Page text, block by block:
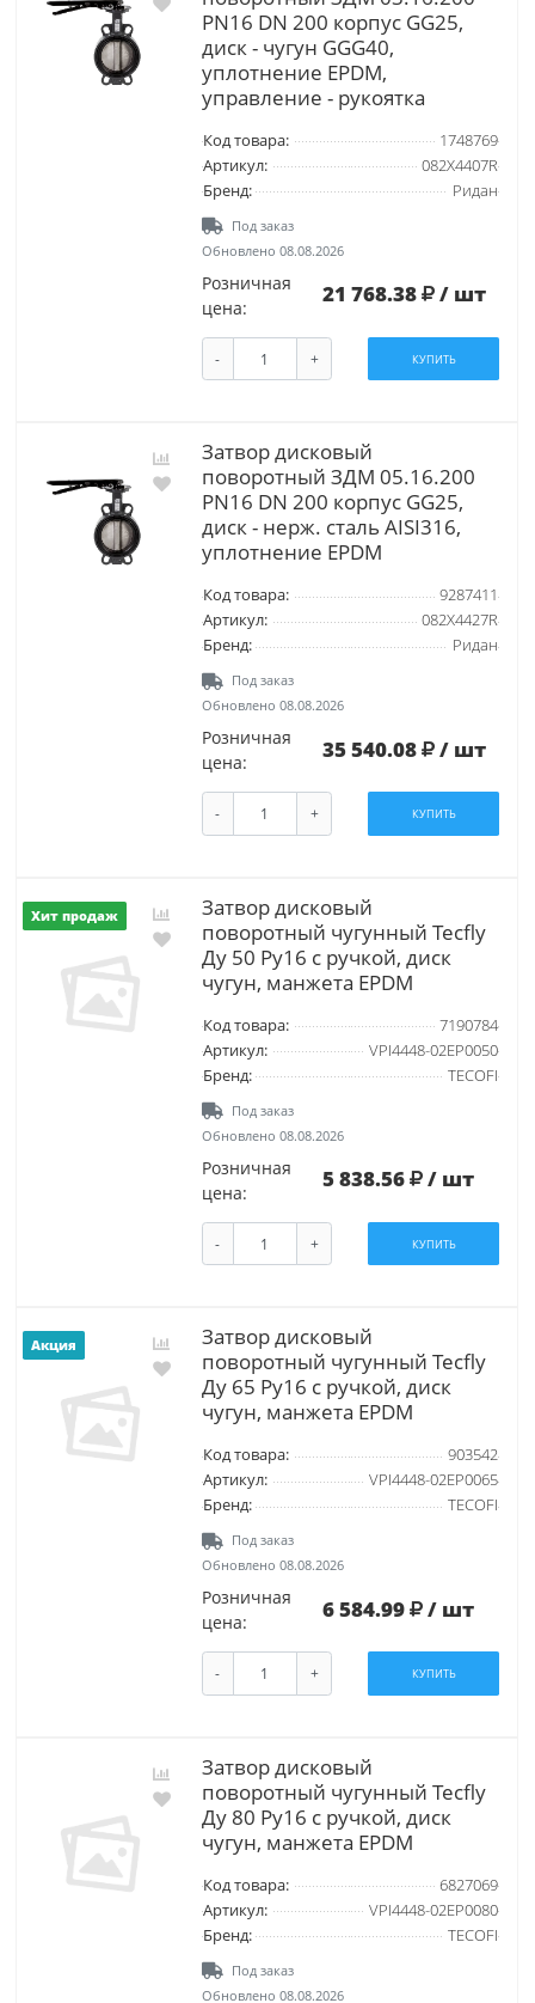
PN16 DN 200 корпус GG25,
диск - чугун GGG40,
уплотнение EPDM,
управление - рукоятка
Код товара:
1748769
Артикул:
082X4407R
Бренд:
Ридан
Под заказ
Обновлено 08.08.2026
Розничная
цена:
21 768.38 / шт
- + КУПИТЬ
Затвор дисковый
поворотный ЗДМ 05.16.200
PN16 DN 200 корпус GG25,
диск - нерж. сталь AISI316,
уплотнение EPDM
Код товара:
9287411
Артикул:
082X4427R
Бренд:
Ридан
Под заказ
Обновлено 08.08.2026
Розничная
цена:
35 540.08 / шт
- + КУПИТЬ
Хит продаж
Затвор дисковый
поворотный чугунный Tecfly
Ду 50 Ру16 с ручкой, диск
чугун, манжета EPDM
Код товара:
7190784
Артикул:
VPI4448-02EP0050
Бренд:
TECOFI
Под заказ
Обновлено 08.08.2026
Розничная
цена:
5 838.56 / шт
- + КУПИТЬ
Акция
Затвор дисковый
поворотный чугунный Tecfly
Ду 65 Ру16 с ручкой, диск
чугун, манжета EPDM
Код товара:
903542
Артикул:
VPI4448-02EP0065
Бренд:
TECOFI
Под заказ
Обновлено 08.08.2026
Розничная
цена:
6 584.99 / шт
- + КУПИТЬ
Затвор дисковый
поворотный чугунный Tecfly
Ду 80 Ру16 с ручкой, диск
чугун, манжета EPDM
Код товара:
6827069
Артикул:
VPI4448-02EP0080
Бренд:
TECOFI
Под заказ
Обновлено 08.08.2026